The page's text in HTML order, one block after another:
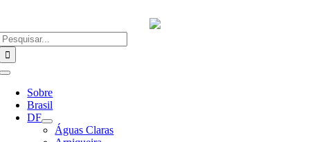
o
conteúdo
Alternar
Navegação
Sobre
Brasil
DF
Águas Claras